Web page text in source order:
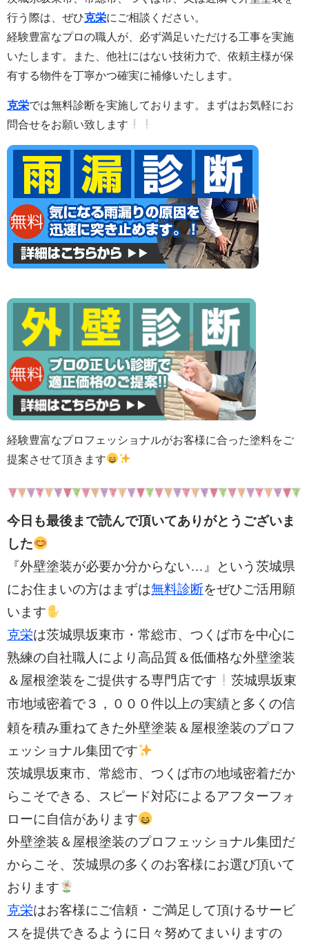
行う際は、ぜひ克栄にご相談ください。
経験豊富なプロの職人が、必ず満足いただける工事を実施
いたします。また
、他社にはない技術力で、依頼主様が保
有する物件を丁寧かつ確実に補修いたします。
克栄では無料診断を実施しております。まずはお気軽にお
問合せをお願い致します
経験豊富なプロフェッショナルがお客様に合った塗料をご
提案させて頂きます
今日も最後まで読んで頂いてありがとうございま
した
『外壁塗装が必要か分からない…』という茨城県
にお住まいの方はまずは無料診断をぜひご活用願
います
克栄は茨城県坂東市・常総市、つくば市を中心に
熟練の自社職人により高品質＆低価格な外壁塗装
＆屋根塗装をご提供する専門店です
茨城県坂東
市地域密着で３，０００件以上の実績と多く の信
頼を積み重ねてきた外壁塗装＆屋根塗装のプロフ
ェッショナル集団です
茨城県坂東市、常総市、つくば市の地域密着だか
らこそできる、スピード対応によるアフターフォ
ローに自信があります
外壁塗装＆屋根塗装のプロフェッショナル集団だ
からこそ、茨城県の多くのお客様にお選び頂いて
おります
克栄はお客様にご信頼・ご満足して頂けるサービ
スを提供できるように日々努めてまいりますの